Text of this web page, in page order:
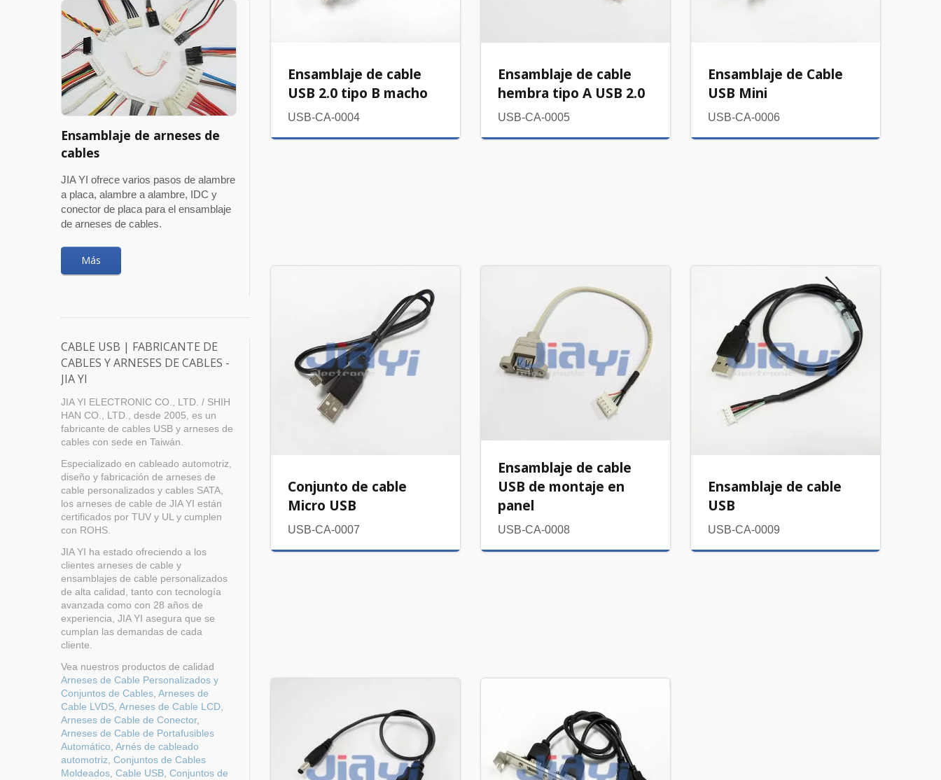
Ensamblaje de arneses de
cables
JIA YI ofrece varios pasos de alambre
a placa, alambre a alambre, IDC y
conector de placa para el ensamblaje
de arneses de cables.
Más
CABLE USB | FABRICANTE DE
CABLES Y ARNESES DE CABLES -
JIA YI
JIA YI ELECTRONIC CO., LTD. / SHIH
HAN CO., LTD., desde 2005, es un
fabricante de cables USB y arneses de
cables con sede en Taiwán.
Especializado en cableado automotriz,
diseño y fabricación de arneses de
cable personalizados y cables SATA,
los arneses de cable de JIA YI están
certificados por TUV y UL y cumplen
con ROHS.
JIA YI ha estado ofreciendo a los
clientes arneses de cable y
ensamblajes de cable personalizados
de alta calidad, tanto con tecnología
avanzada como con 28 años de
experiencia, JIA YI asegura que se
cumplan las demandas de cada
cliente.
Vea nuestros productos de calidad
Arneses de Cable Personalizados y
Conjuntos de Cables Arneses de
Cable LVDS Arneses de Cable LCD
Arneses de Cable de Conector,
Arneses de Cable de Portafusibles
Automático Arnés de cableado
automotriz Conjuntos de Cables
Moldeados Cable USB Conjuntos de
Ensamblaje de cable
USB 2.0 tipo B macho
USB-CA-0004
Ensamblaje de cable
hembra tipo A USB 2.0
USB-CA-0005
Ensamblaje de Cable
USB Mini
USB-CA-0006
Conjunto de cable
Micro USB
USB-CA-0007
Ensamblaje de cable
USB de montaje en
panel
USB-CA-0008
Ensamblaje de cable
USB
USB-CA-0009